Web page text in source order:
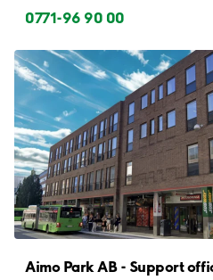
0771-96 90 00
Aimo Park AB - Support